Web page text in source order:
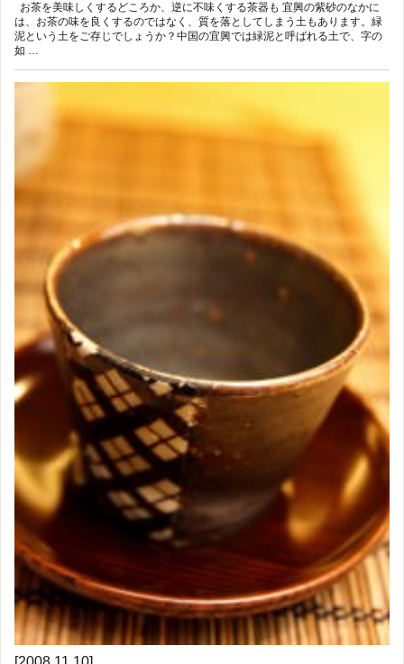
お茶を美味しくするどころか、逆に不味くする茶器も 宜興の紫砂のなかに
は、お茶の味を良くするのではなく、質を落としてしまう土もあります。緑
泥という土をご存じでしょうか？中国の宜興では緑泥と呼ばれる土で、字の
如 …